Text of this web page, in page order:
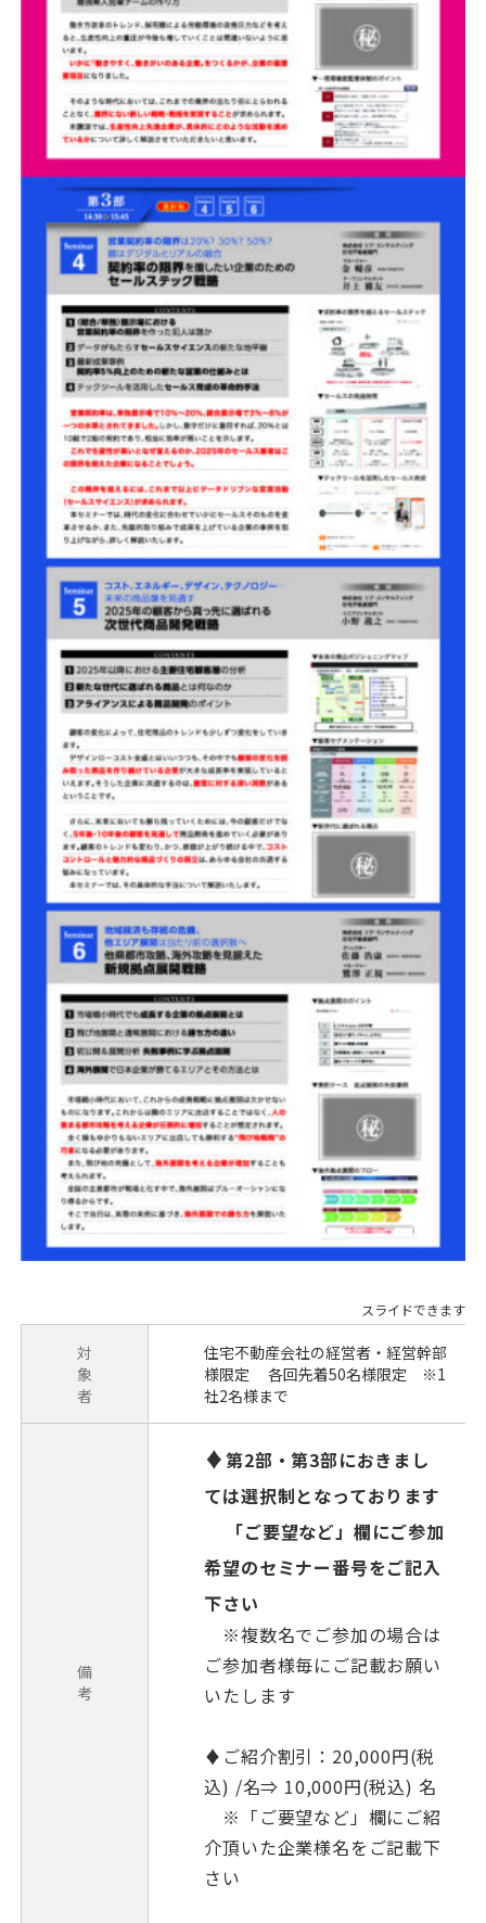
対
象
者
住宅不動産会社の経営者・経営幹部
様限定 各回先着50名様限定 ※1
社2名様まで
備
考
♦第2部・第3部におきまし
ては選択制となっております
「ご要望など」欄にご参加
希望のセミナー番号をご記入
下さい
※複数名でご参加の場合は
ご参加者様毎にご記載お願い
いたします
♦ご紹介割引：20,000円(税
込) /名⇒ 10,000円(税込) 名
※「ご要望など」欄にご紹
介頂いた企業様名をご記載下
さい